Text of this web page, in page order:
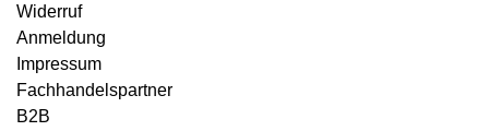
Widerruf
Anmeldung
Impressum
Fachhandelspartner
B2B